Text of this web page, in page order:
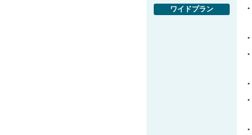
ワイドプラン